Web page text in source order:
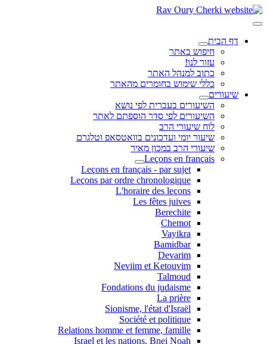
דף הבית
חיפוש באתר
עזור לנו!
כתוב למנהל האתר
כללי שימוש בחומרים מהאתר
שיעורים
השיעורים בעברית לפי נושא
השיעורים לפי סדר הוספתם לאתר
לוח שיעורי הרב
שיעור יומי ועדכונים בוואטסאפ וטלגרם
שיעורי הרב במכון מאיר
Leçons en français
Leçons en français - par sujet
Leçons par ordre chronologique
L'horaire des leçons
Les fêtes juives
Berechite
Chemot
Vayikra
Bamidbar
Devarim
Neviim et Ketouvim
Talmoud
Fondations du judaisme
La prière
Sionisme, l'état d'Israël
Société et politique
Relations homme et femme, famille
Israel et les nations, Bnei Noah